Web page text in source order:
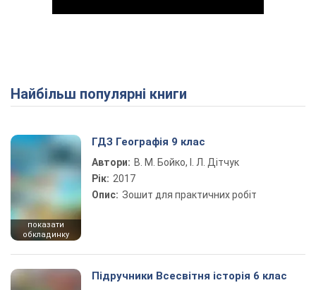
Play Video
Найбільш популярні книги
показати
обкладинку
ГДЗ Географія 9 клас
Автори: В. М. Бойко, І. Л. Дітчук
Рік: 2017
Опис: Зошит для практичних робіт
Підручники Всесвітня історія 6 клас